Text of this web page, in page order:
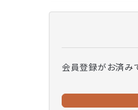
会員登録がお済み